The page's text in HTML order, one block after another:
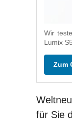
Wir
Lumix
Zum
für Sie